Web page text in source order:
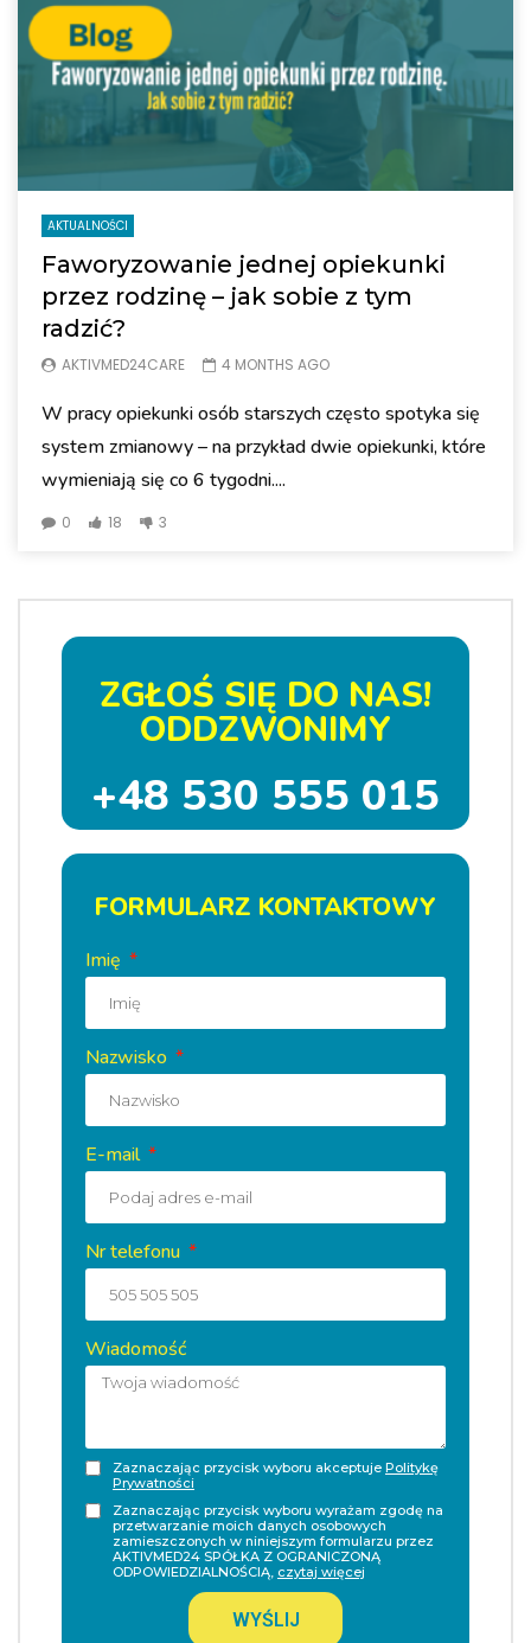
AKTUALNOŚCI
Faworyzowanie jednej opiekunki
przez rodzinę – jak sobie z tym
radzić?
AKTIVMED24CARE 4 MONTHS AGO
W pracy opiekunki osób starszych często spotyka się
system zmianowy – na przykład dwie opiekunki, które
wymieniają się co 6 tygodni....
0 18 3
ZGŁOŚ SIĘ DO NAS!
ODDZWONIMY
+48 530 555 015
FORMULARZ KONTAKTOWY
Imię
Nazwisko
E-mail
Nr telefonu
Wiadomość
Zaznaczając przycisk wyboru akceptuje Politykę
Prywatności
Zaznaczając przycisk wyboru wyrażam zgodę na
przetwarzanie moich danych osobowych
zamieszczonych w niniejszym formularzu przez
AKTIVMED24 SPÓŁKA Z OGRANICZONĄ
ODPOWIEDZIALNOŚCIĄ, czytaj więcej
WYŚLIJ